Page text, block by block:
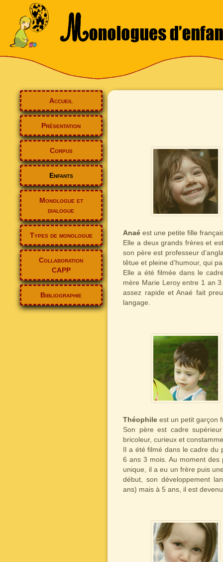
Accueil
Présentation
Corpus
Enfants
Monologue et
dialogue
Types de monologue
Collaboration
CAPP
Bibliographie
Anaé est une petite fille
Elle a deux grands frères et
son père est professeur
têtue et pleine d’humour, qui
Elle a été filmée dans le
mère Marie Leroy entre 1 an
assez rapide et Anaé fait
langage.
Théophile est un petit garçon
Son père est cadre
bricoleur, curieux et
Il a été filmé dans le cadre du
6 ans 3 mois. Au moment des
unique, il a eu un frère puis
début, son développement
ans) mais à 5 ans, il est